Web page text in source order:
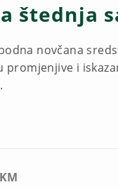
štednja
novčana
i